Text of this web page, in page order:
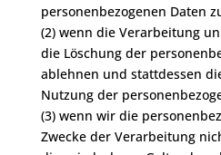
personenbezogenen Daten
(2) wenn die Verarbeitung
die Löschung der
ablehnen und stattdessen
Nutzung der
(3) wenn wir die
Zwecke der Verarbeitung